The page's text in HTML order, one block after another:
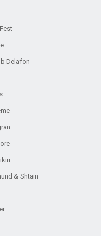
Delafon
& Shtain